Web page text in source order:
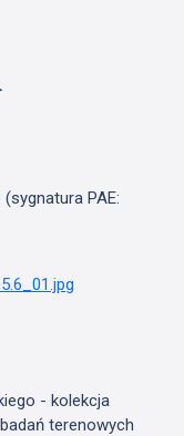
PAE:
- kolekcja
terenowych